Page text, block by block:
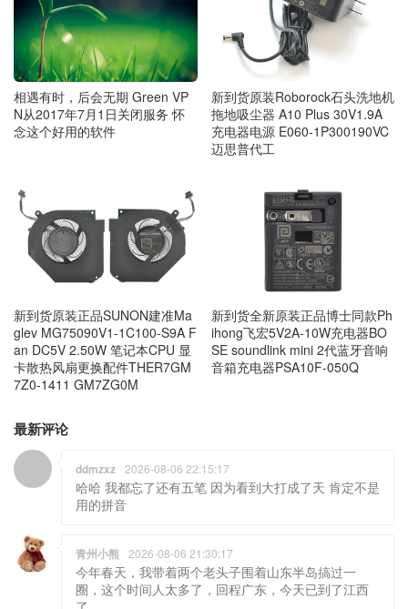
相遇有时，后会无期 Green VP
N从2017年7月1日关闭服务 怀
念这个好用的软件
新到货原装Roborock石头洗地机
拖地吸尘器 A10 Plus 30V1.9A
充电器电源 E060-1P300190VC
迈思普代工
新到货原装正品SUNON建准Ma
glev MG75090V1-1C100-S9A F
an DC5V 2.50W 笔记本CPU 显
卡散热风扇更换配件THER7GM
7Z0-1411 GM7ZG0M
新到货全新原装正品博士同款Ph
ihong飞宏5V2A-10W充电器BO
SE soundlink mini 2代蓝牙音响
音箱充电器PSA10F-050Q
最新评论
ddmzxz 2026-08-06 22:15:17
哈哈 我都忘了还有五笔 因为看到大打成了天 肯定不是
用的拼音
青州小熊 2026-08-06 21:30:17
今年春天，我带着两个老头子围着山东半岛搞过一
圈，这个时间人太多了，回程广东，今天已到了江西